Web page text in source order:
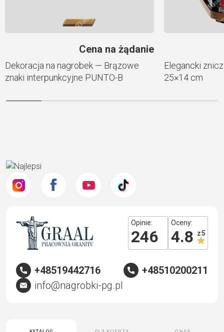
Cena na żądanie
Dekoracja na nagrobek — Brązowe
znaki interpunkcyjne PUNTO-B
Elegancki
25×14 cm
Opinie:
246
Oceny:
4.8 z 5
+48519442716
+48510200211
info@nagrobki-pg.pl